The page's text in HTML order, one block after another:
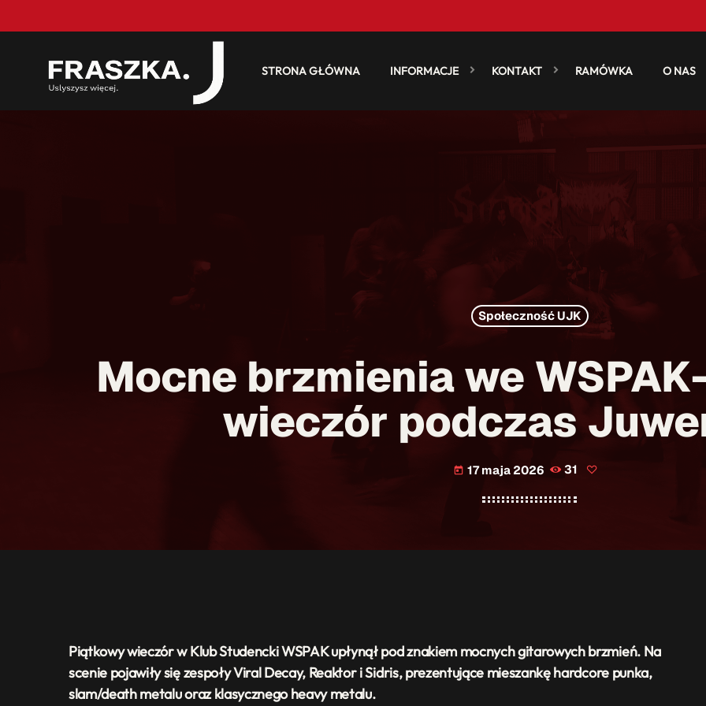
STRONA GŁÓWNA INFORMACJE KONTAKT RAMÓWKA O NAS
Społeczność UJK
Mocne brzmienia we
wieczór podczas
today 17 maja 2026 31
Piątkowy wieczór wKlub Studencki WSPAKupłynął pod znakiem mocnych gitarowych brzmień. Na
scenie pojawiły się zespoły Viral Decay, Reaktor i Sidris, prezentujące mieszankę hardcore punka,
slam/death metalu oraz klasycznego heavy metalu.